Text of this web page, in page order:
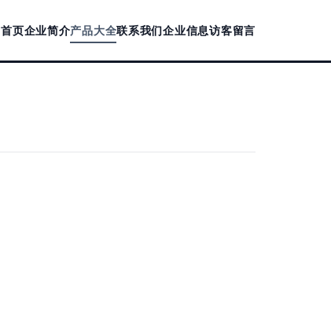
首页企业简介产品大全联系我们企业信息访客留言